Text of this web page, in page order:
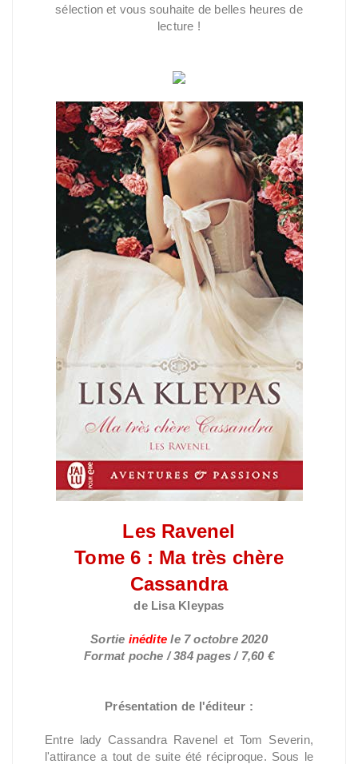
sélection et vous souhaite de belles heures de
lecture !
Les Ravenel
Tome 6 : Ma très chère
Cassandra
de Lisa Kleypas
Sortie inédite le 7 octobre 2020
Format poche / 384 pages / 7,60 €
Présentation de l'éditeur :
Entre lady Cassandra Ravenel et Tom Severin,
l'attirance a tout de suite été réciproque. Sous le